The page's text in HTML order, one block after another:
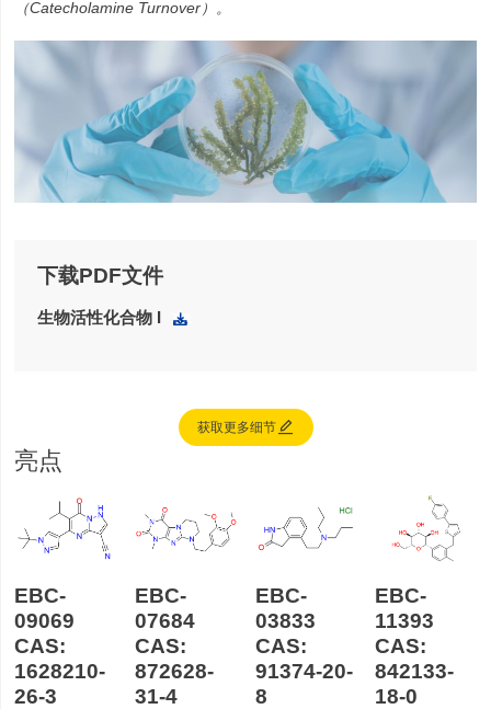
（Catecholamine Turnover）。
下载PDF文件
生物活性化合物 I 下载
获取更多细节
亮点
EBC-
09069
CAS:
1628210-
26-3
EBC-
07684
CAS:
872628-
31-4
EBC-
03833
CAS:
91374-20-
8
EBC-
11393
CAS:
842133-
18-0